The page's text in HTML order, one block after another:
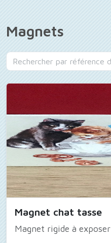
Magnets
Magnet chat tasse
Magnet rigide à